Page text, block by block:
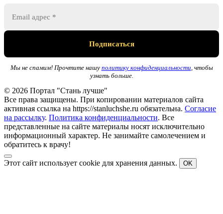
Мы не спамим! Прочтите нашу политику конфиденциальности , чтобы
узнать больше.
© 2026 Портал "Стань лучше"
Все права защищены. При копировании материалов сайта
активная ссылка на https://stanluchshe.ru обязательна. Согласие
на рассылку. Политика конфиденциальности. Все
представленные на сайте материалы носят исключительно
информационный характер. Не занимайте самолечением и
обратитесь к врачу!
Этот сайт использует cookie для хранения данных. OK